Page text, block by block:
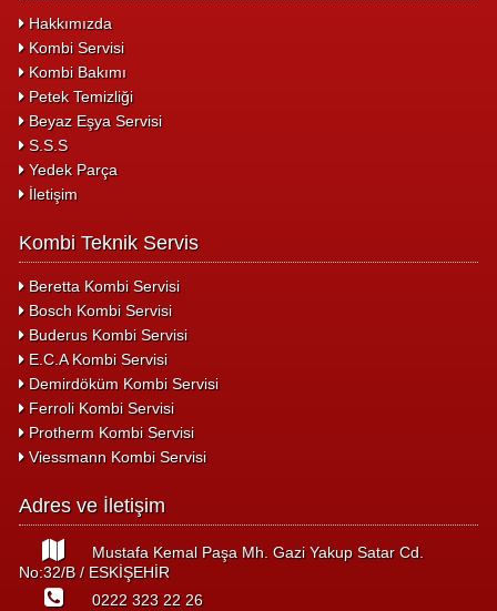
Hakkımızda
Kombi Servisi
Kombi Bakımı
Petek Temizliği
Beyaz Eşya Servisi
S.S.S
Yedek Parça
İletişim
Kombi Teknik Servis
Beretta Kombi Servisi
Bosch Kombi Servisi
Buderus Kombi Servisi
E.C.A Kombi Servisi
Demirdöküm Kombi Servisi
Ferroli Kombi Servisi
Protherm Kombi Servisi
Viessmann Kombi Servisi
Adres ve İletişim
Mustafa Kemal Paşa Mh. Gazi Yakup Satar Cd.
No:32/B / ESKİŞEHİR
0222 323 22 26